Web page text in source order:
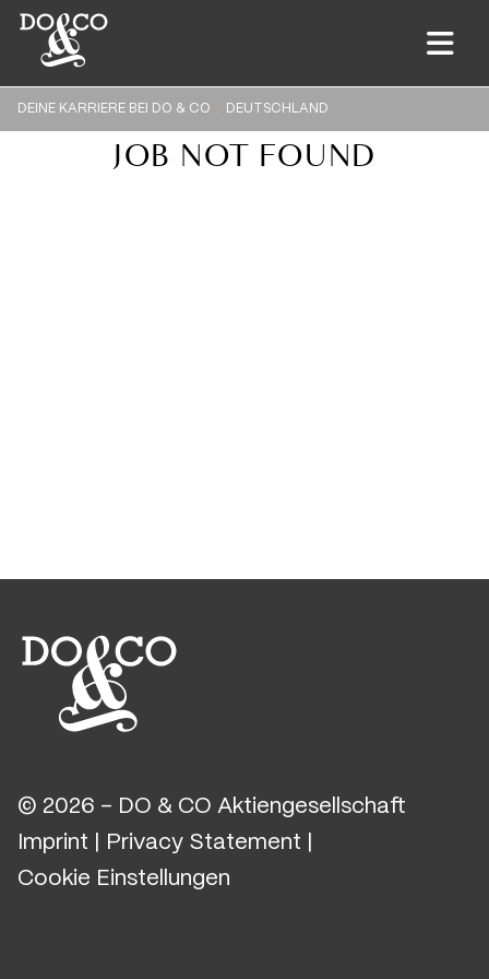
DEINE KARRIERE BEI DO & CO DEUTSCHLAND
JOB NOT FOUND
© 2026 - DO & CO Aktiengesellschaft
Imprint
Privacy Statement
Cookie Einstellungen